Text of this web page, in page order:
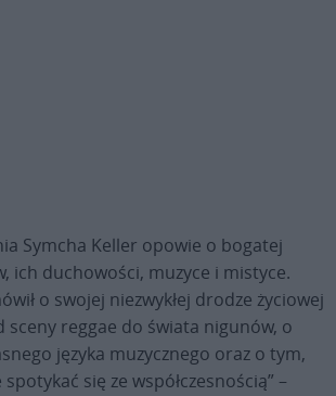
Symcha Keller opowie o bogatej
ich duchowości, muzyce i mistyce.
o swojej niezwykłej drodze życiowej
sceny reggae do świata nigunów, o
języka muzycznego oraz o tym,
się ze współczesnością” –